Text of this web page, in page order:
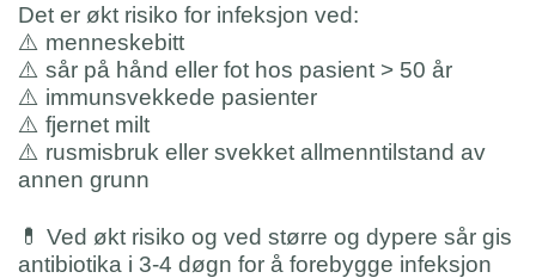
Det er økt risiko for infeksjon ved:
⚠️ menneskebitt
⚠️ sår på hånd eller fot hos pasient > 50 år
⚠️ immunsvekkede pasienter
⚠️ fjernet milt
⚠️ rusmisbruk eller svekket allmenntilstand av
annen grunn
💊 Ved økt risiko og ved større og dypere sår gis
antibiotika i 3-4 døgn for å forebygge infeksjon